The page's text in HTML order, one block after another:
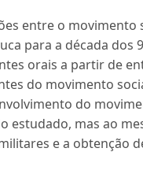
entre o
para a década dos
orais a partir de
do movimento
do
estudado, mas ao
e a obtenção